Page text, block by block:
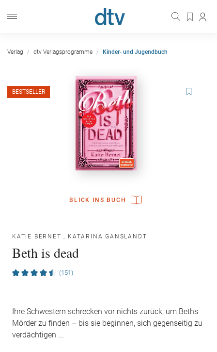
Verlag dtv Verlagsprogramme Kinder- und Jugendbuch
BLICK INS BUCH
BESTSELLER
KATIE BERNET , KATARINA GANSLANDT
Beth is dead
(151)
Ihre Schwestern schrecken vor nichts zurück, um Beths
Mörder zu finden – bis sie beginnen, sich gegenseitig zu
verdächtigen ...